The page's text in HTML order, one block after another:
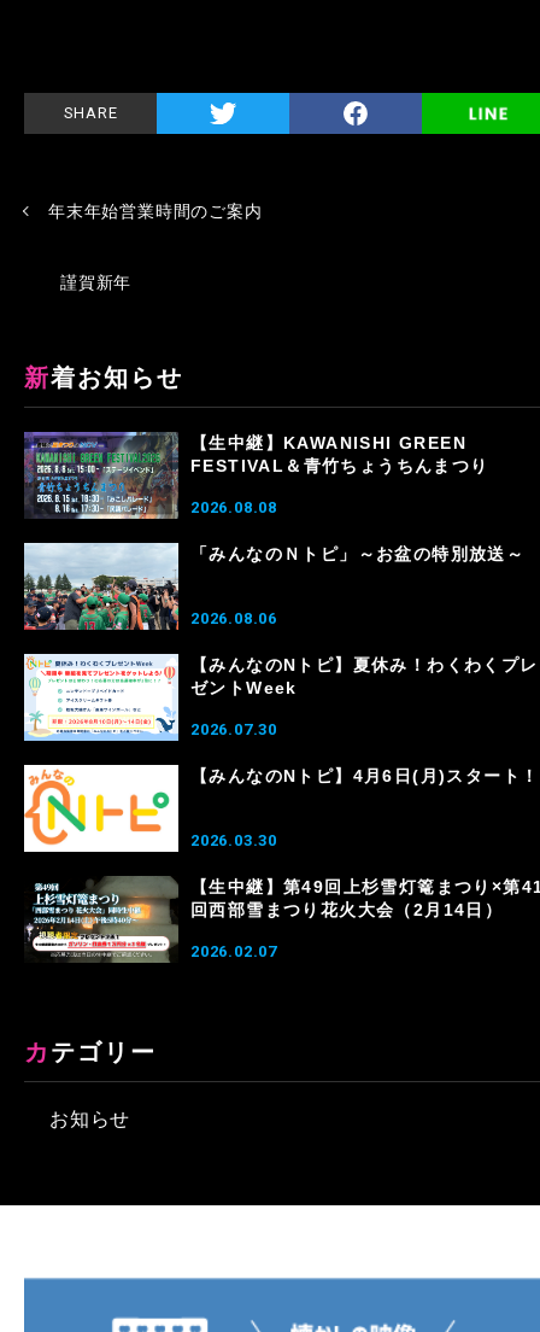
SHARE
年末年始営業時間のご案内
謹賀新年
新着お知らせ
【生中継】KAWANISHI GREEN
FESTIVAL＆青竹ちょうちんまつり
2026.08.08
「みんなのＮトピ」～お盆の特別放送～
2026.08.06
【みんなのNトピ】夏休み！わくわくプレ
ゼントWeek
2026.07.30
【みんなのNトピ】4月6日(月)スタート！
2026.03.30
【生中継】第49回上杉雪灯篭まつり×第
回西部雪まつり花火大会（2月14日）
2026.02.07
カテゴリー
お知らせ